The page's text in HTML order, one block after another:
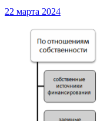
22 марта 2024